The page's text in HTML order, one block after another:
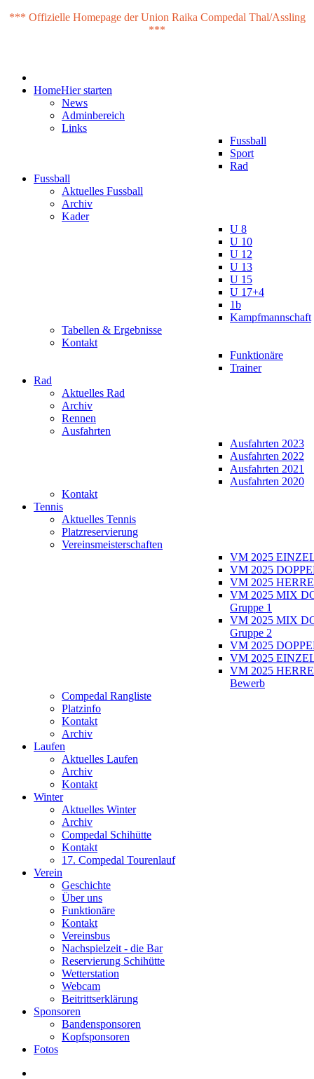
*** Offizielle Homepage der Union Raika Compedal Thal/Assling
***
HomeHier starten
News
Adminbereich
Links
Fussball
Sport
Rad
Fussball
Aktuelles Fussball
Archiv
Kader
U 8
U 10
U 12
U 13
U 15
U 17+4
1b
Kampfmannschaft
Tabellen & Ergebnisse
Kontakt
Funktionäre
Trainer
Rad
Aktuelles Rad
Archiv
Rennen
Ausfahrten
Ausfahrten 2023
Ausfahrten 2022
Ausfahrten 2021
Ausfahrten 2020
Kontakt
Tennis
Aktuelles Tennis
Platzreservierung
Vereinsmeisterschaften
VM 2025
VM 2025
VM 2025
VM 2025 MIX
Gruppe 1
VM 2025 MIX
Gruppe 2
VM 2025
VM 2025
VM 2025
Bewerb
Compedal Rangliste
Platzinfo
Kontakt
Archiv
Laufen
Aktuelles Laufen
Archiv
Kontakt
Winter
Aktuelles Winter
Archiv
Compedal Schihütte
Kontakt
17. Compedal Tourenlauf
Verein
Geschichte
Über uns
Funktionäre
Kontakt
Vereinsbus
Nachspielzeit - die Bar
Reservierung Schihütte
Wetterstation
Webcam
Beitrittserklärung
Sponsoren
Bandensponsoren
Kopfsponsoren
Fotos